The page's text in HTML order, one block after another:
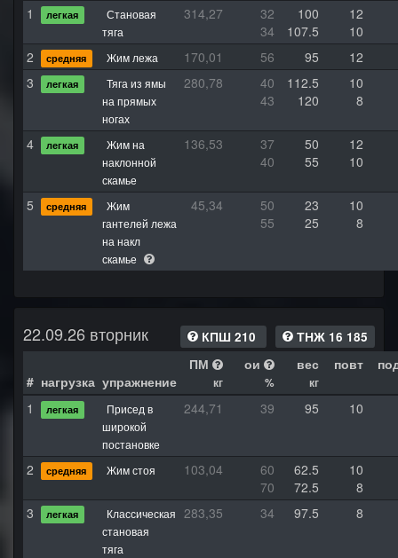
1 легкая
Становая
тяга
314,27 32 100
12
34
107.5
10
2
средняя Жим лежа 170,01 56 95
12
3
легкая
Тяга из ямы
на прямых
ногах
280,78 40 112.5
10
43
120 8
4 легкая
Жим на
наклонной
скамье
136,53 37 50
12
40
55 10
5 средняя
Жим
гантелей лежа
на накл
скамье
45,34 50 23
10
55
25 8
22.09.26 вторник КПШ 210 ТНЖ 16 185
# нагрузка упражнение
ПМ
кг
ои
%
вес
кг
повт
1 легкая
Присед в
широкой
постановке
244,71 39 95 10
2 средняя Жим стоя 103,04 60 62.5
10
70
72.5
8
3
легкая
Классическая
становая
тяга
283,35 34 97.5 8